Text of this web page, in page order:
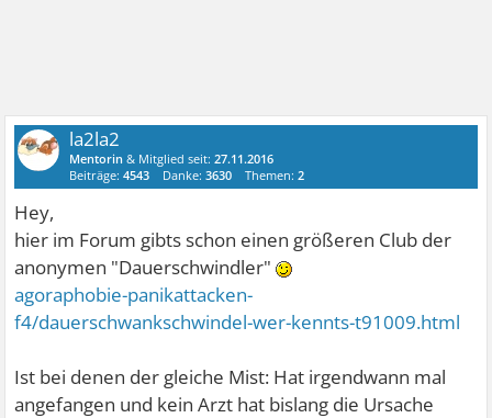
la2la2
Mentorin & Mitglied seit:27.11.2016
Beiträge:4543 Danke:3630 Themen:2
Hey,
hier im Forum gibts schon einen größeren Club der
anonymen "Dauerschwindler"
agoraphobie-panikattacken-
f4/dauerschwankschwindel-wer-kennts-t91009.html
Ist bei denen der gleiche Mist: Hat irgendwann mal
angefangen und kein Arzt hat bislang die Ursache